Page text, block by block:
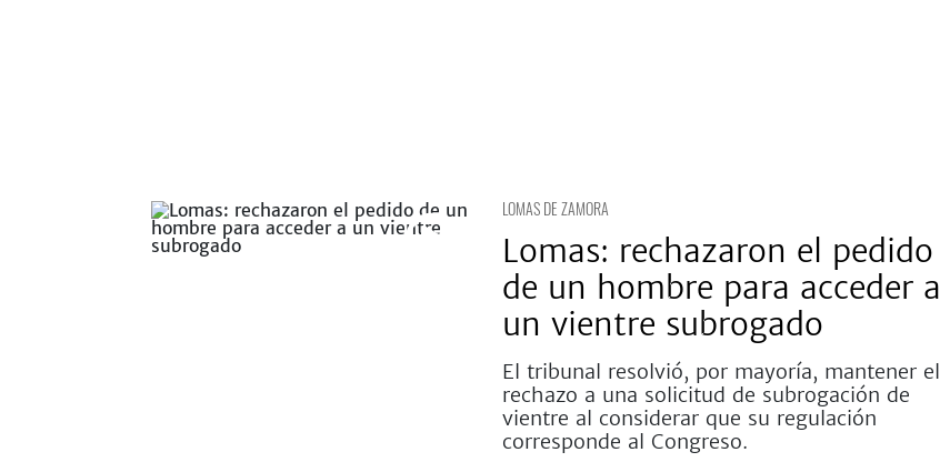
LOMAS DE ZAMORA
Lomas: rechazaron el pedido
de un hombre para acceder a
un vientre subrogado
El tribunal resolvió, por mayoría, mantener el
rechazo a una solicitud de subrogación de
vientre al considerar que su regulación
corresponde al Congreso.